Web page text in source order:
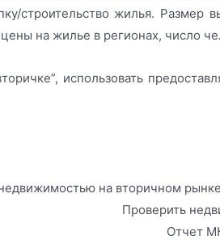
строительство жилья.
на жилье в регионах, число
использовать
на вторичном
Проверить
Отчет